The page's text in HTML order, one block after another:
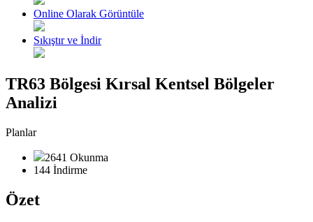
Online Olarak Görüntüle
Sıkıştır ve İndir
TR63 Bölgesi Kırsal Kentsel Bölgeler
Analizi
Planlar
2641 Okunma
144 İndirme
Özet